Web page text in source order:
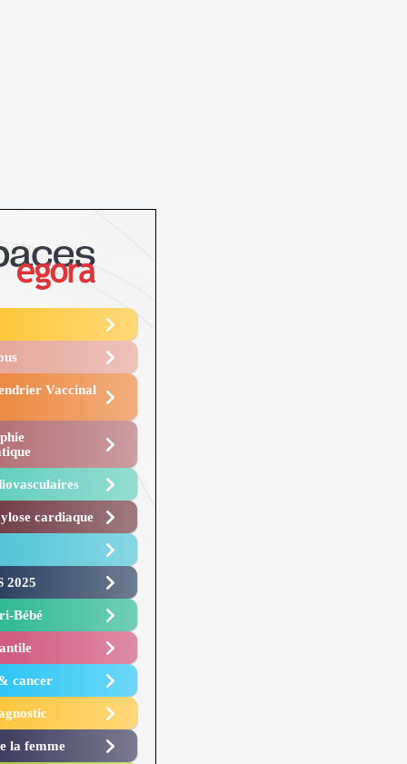
Vaccinal
cardiaque
2025
Bébé
cancer
la femme